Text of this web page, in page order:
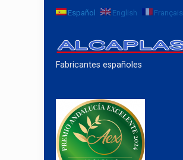
Español English Français
Fabricantes españoles